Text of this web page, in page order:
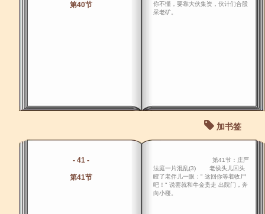
第40节
你不懂，要靠大伙集资，伙计们合股
采老矿。
加书签
- 41 -
第41节
第41节：庄严
法庭一片混乱(3) 老侯头儿回头
瞪了老伴儿一眼：" 这回你等着收尸
吧！" 说罢就和牛金贵走 出院门，奔
向小楼。